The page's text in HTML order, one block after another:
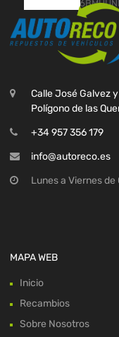
Calle José Galvez
Polígono de las
+34 957 356 179
info@autoreco.es
Lunes a Viernes
MAPA WEB
Inicio
Recambios
Sobre Nosotros